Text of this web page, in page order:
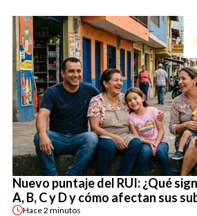
Nuevo puntaje del RUI: ¿Qué
A, B, C y D y cómo afectan sus
Hace2 minutos